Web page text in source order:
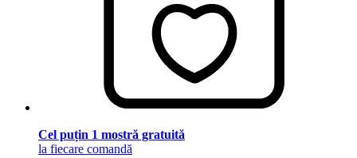
Cel puțin 1 mostră gratuită
la fiecare comandă